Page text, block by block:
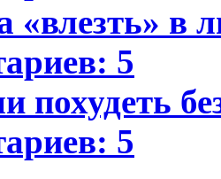
«влезть» в
5
похудеть
5